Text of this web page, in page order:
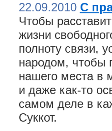
22.09.2010 С
Чтобы
жизни
полноту связи,
народом, чтобы
нашего места в
и даже как-то
самом деле в
Суккот.